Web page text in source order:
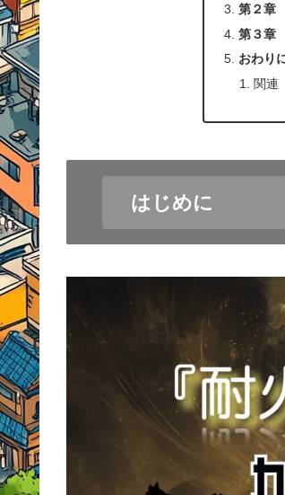
第２章
第３章
おわり
関連
はじめに